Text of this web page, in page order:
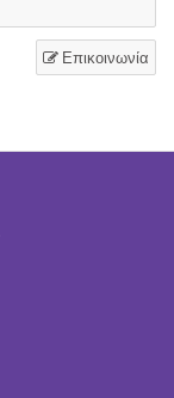
Επικοινωνία